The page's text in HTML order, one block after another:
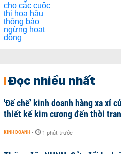
Đọc nhiều nhất
'Đế chế’ kinh doanh hàng xa xỉ
thiết kế kim cương đến thời
KINH DOANH - 1 phút trước